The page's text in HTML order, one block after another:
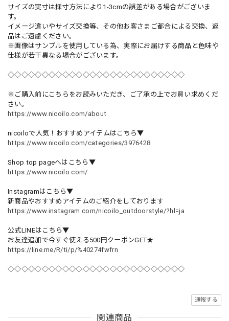
サイズの実寸は採寸方法により1-3cmの誤差がある場合がございま
す。
イメージ違いやサイズ交換等、その他お客さまご都合による交換、返
品はご遠慮ください。
※画像はサンプルを使用している為、実際にお届けする商品と色味や
仕様が若干異なる場合がございます。
◇◇◇◇◇◇◇◇◇◇◇◇◇◇◇◇◇◇◇◇◇◇◇◇◇◇
※ご購入前にこちらをお読みいただき、ご了承の上でお買い求めくだ
さい。
https://www.nicoilo.com/about
nicoiloで人気！おすすめアイテムはこちら▼
https://www.nicoilo.com/categories/3976428
Shop top pageへはこちら▼
https://www.nicoilo.com/
Instagramはこちら▼
新商品やおすすめアイテムのご紹介をしております
https://www.instagram.com/nicoilo_outdoorstyle/?hl=ja
公式LINEはこちら▼
お友達追加で今すぐ使える500円クーポンGET★
https://line.me/R/ti/p/%40274fwfrn
◇◇◇◇◇◇◇◇◇◇◇◇◇◇◇◇◇◇◇◇◇◇◇◇◇◇
通報する
関連商品